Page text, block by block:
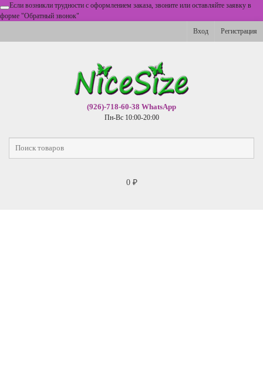
Если возникли трудности с оформлением заказа, звоните или оставляйте заявку в
форме "Обратный звонок"
Вход
Регистрация
(926)-718-60-38 WhatsApp
Пн-Вс 10:00-20:00
0 ₽